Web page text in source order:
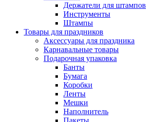
Держатели для штампов
Инструменты
Штампы
Товары для праздников
Аксессуары для праздника
Карнавальные товары
Подарочная упаковка
Банты
Бумага
Коробки
Ленты
Мешки
Наполнитель
Пакеты